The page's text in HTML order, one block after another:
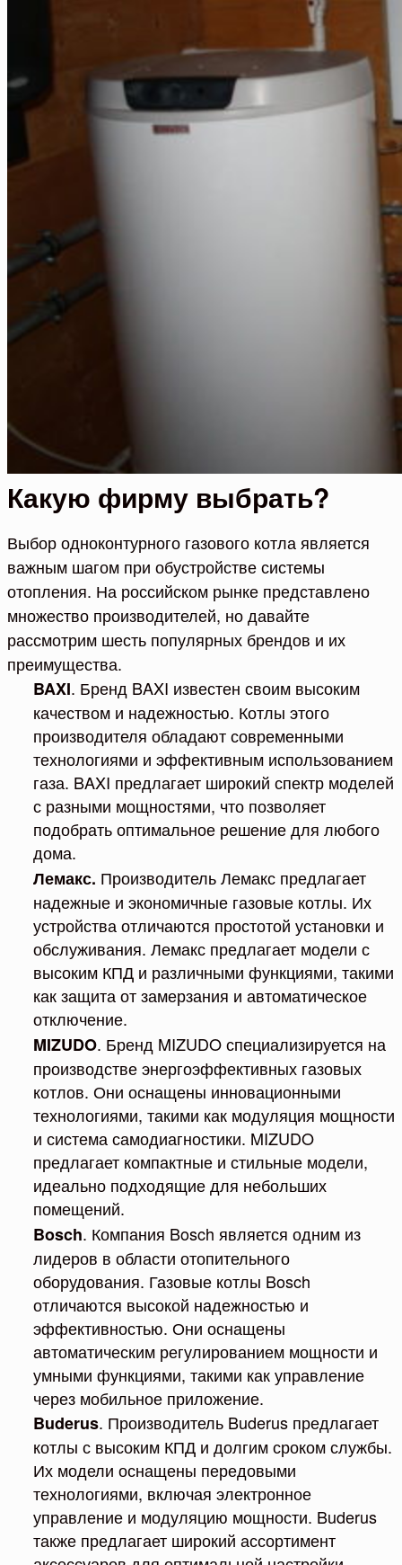
Какую фирму выбрать?
Выбор одноконтурного газового котла является
важным шагом при обустройстве системы
отопления. На российском рынке представлено
множество производителей, но давайте
рассмотрим шесть популярных брендов и их
преимущества.
BAXI. Бренд BAXI известен своим высоким
качеством и надежностью. Котлы этого
производителя обладают современными
технологиями и эффективным использованием
газа. BAXI предлагает широкий спектр моделей
с разными мощностями, что позволяет
подобрать оптимальное решение для любого
дома.
Лемакс. Производитель Лемакс предлагает
надежные и экономичные газовые котлы. Их
устройства отличаются простотой установки и
обслуживания. Лемакс предлагает модели с
высоким КПД и различными функциями, такими
как защита от замерзания и автоматическое
отключение.
MIZUDO. Бренд MIZUDO специализируется на
производстве энергоэффективных газовых
котлов. Они оснащены инновационными
технологиями, такими как модуляция мощности
и система самодиагностики. MIZUDO
предлагает компактные и стильные модели,
идеально подходящие для небольших
помещений.
Bosch. Компания Bosch является одним из
лидеров в области отопительного
оборудования. Газовые котлы Bosch
отличаются высокой надежностью и
эффективностью. Они оснащены
автоматическим регулированием мощности и
умными функциями, такими как управление
через мобильное приложение.
Buderus. Производитель Buderus предлагает
котлы с высоким КПД и долгим сроком службы.
Их модели оснащены передовыми
технологиями, включая электронное
управление и модуляцию мощности. Buderus
также предлагает широкий ассортимент